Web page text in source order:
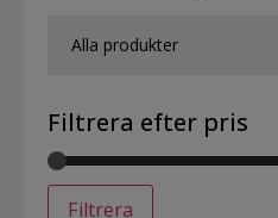
Alla produkter
Filtrera efter pris
Filtrera